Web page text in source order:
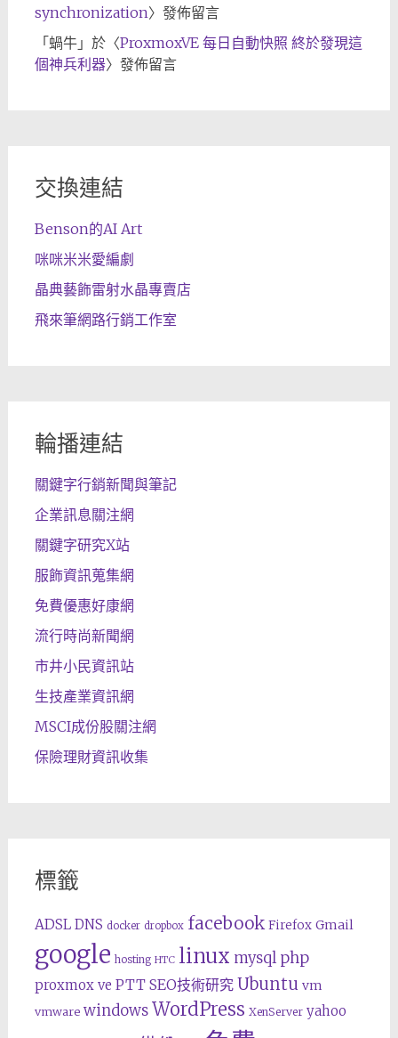
synchronization〉發佈留言
「蝸牛」於〈ProxmoxVE 每日自動快照 終於發現這
個神兵利器〉發佈留言
交換連結
Benson的AI Art
咪咪米米愛編劇
晶典藝飾雷射水晶專賣店
飛來筆網路行銷工作室
輪播連結
關鍵字行銷新聞與筆記
企業訊息關注網
關鍵字研究X站
服飾資訊蒐集網
免費優惠好康網
流行時尚新聞網
市井小民資訊站
生技產業資訊網
MSCI成份股關注網
保險理財資訊收集
標籤
ADSL DNS docker dropbox facebook Firefox Gmail
google hosting HTC linux mysql php
proxmox ve PTT SEO技術研究 Ubuntu vm
vmware windows WordPress XenServer yahoo